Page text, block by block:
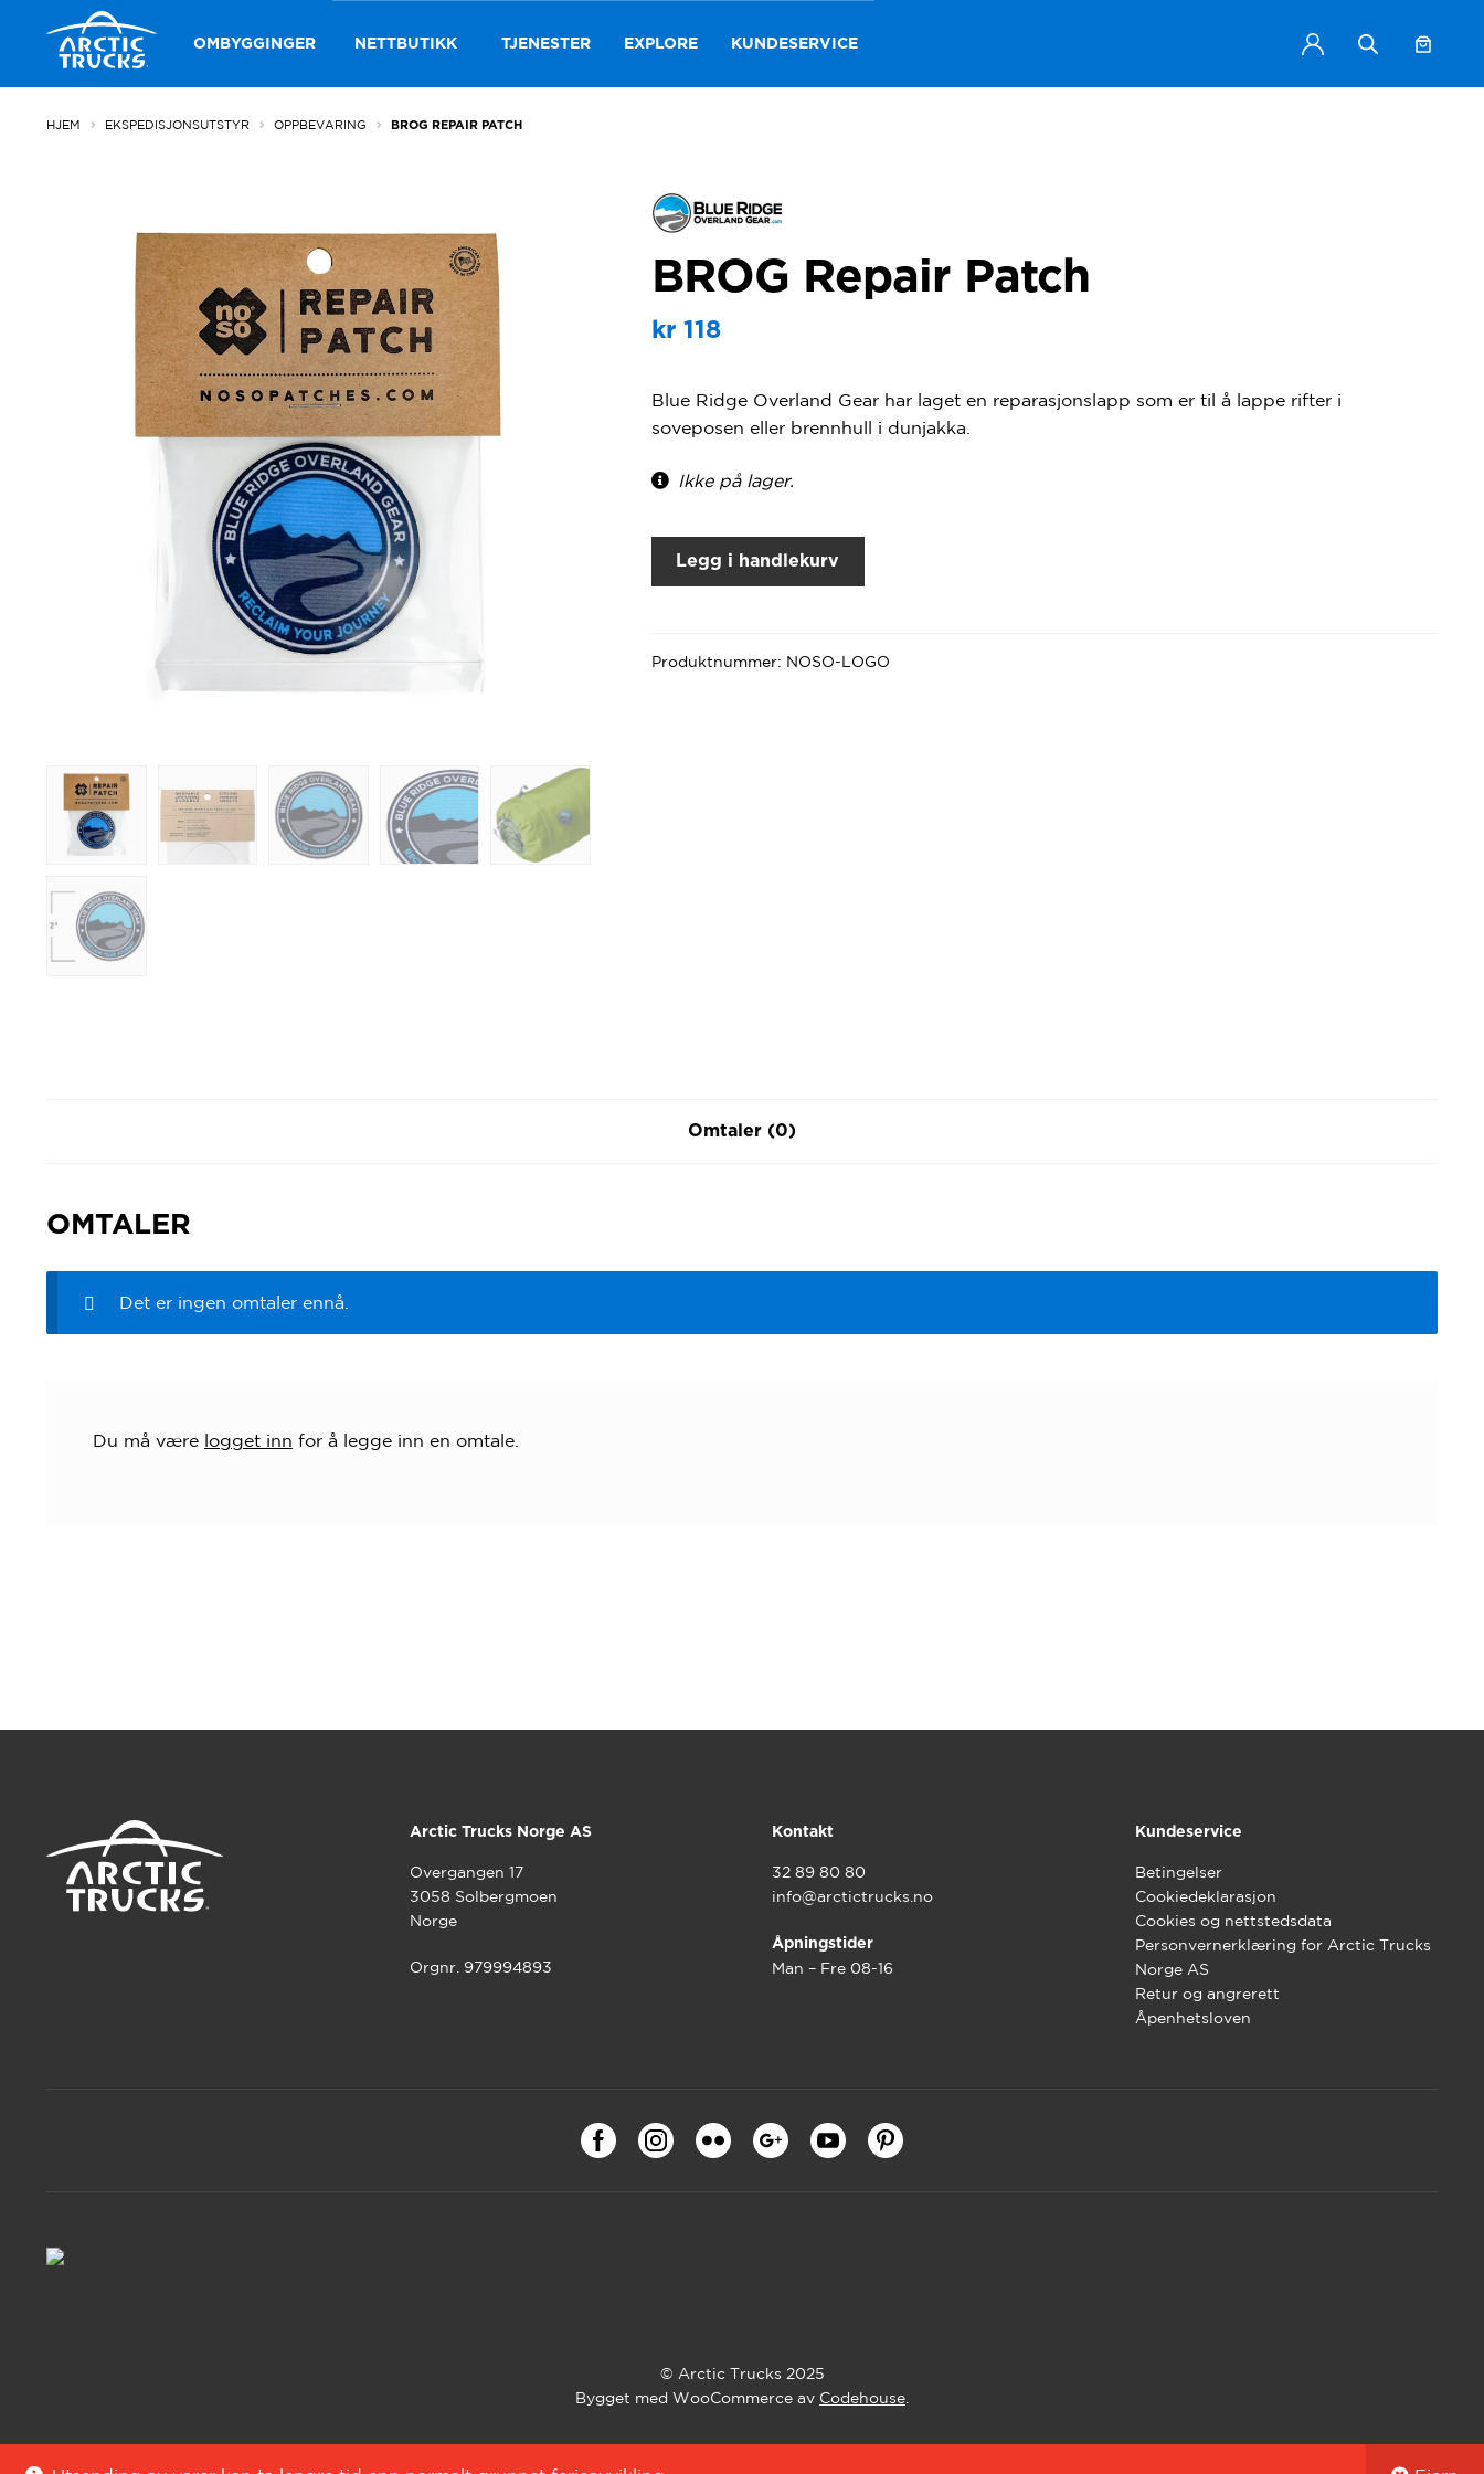
Hopp
til
navigasjon
Hopp
til
innhold
OMBYGGINGER NETTBUTIKK TJENESTER EXPLORE KUNDESERVICE
HJEM EKSPEDISJONSUTSTYR OPPBEVARING BROG REPAIR PATCH
BROG Repair Patch
kr118
Blue Ridge Overland Gear har laget en reparasjonslapp som er til å lappe rifter i
soveposen eller brennhull i dunjakka.
Ikke på lager.
Legg i handlekurv
Produktnummer: NOSO-LOGO
Omtaler (0)
OMTALER
Det er ingen omtaler ennå.
Du må være logget inn for å legge inn en omtale.
Arctic Trucks Norge AS
Overgangen 17
3058 Solbergmoen
Norge
Orgnr. 979994893
Kontakt
32 89 80 80
info@arctictrucks.no
Åpningstider
Man – Fre 08-16
Kundeservice
Betingelser
Cookiedeklarasjon
Cookies og nettstedsdata
Personvernerklæring for Arctic Trucks
Norge AS
Retur og angrerett
Åpenhetsloven
© Arctic Trucks 2025
Bygget med WooCommerce av Codehouse